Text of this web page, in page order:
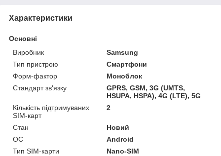
Характеристики
Основні
Виробник
Samsung
Тип пристрою
Смартфони
Форм-фактор
Моноблок
Стандарт зв'язку
GPRS, GSM, 3G (UMTS,
HSUPA, HSPA), 4G (LTE), 5G
Кількість підтримуваних
SIM-карт
2
Стан
Новий
ОС
Android
Тип SIM-карти
Nano-SIM